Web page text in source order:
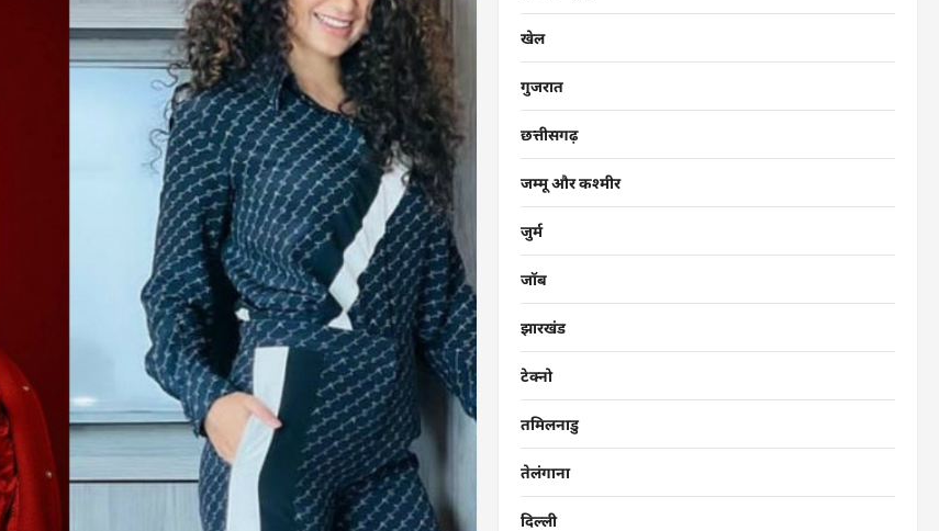
खेल
गुजरात
छत्तीसगढ़
जम्मू और कश्मीर
जुर्म
जॉब
झारखंड
टेक्नो
तमिलनाडु
तेलंगाना
दिल्ली